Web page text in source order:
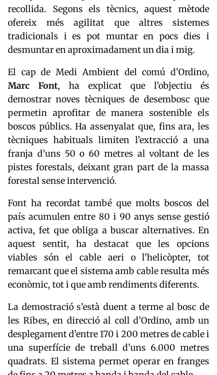
recollida. Segons els tècnics, aquest mètode
ofereix més agilitat que altres sistemes
tradicionals i es pot muntar en pocs dies i
desmuntar en aproximadament un dia i mig.
El cap de Medi Ambient del comú d’Ordino,
Marc
Font, ha explicat que l’objectiu és
demostrar noves tècniques de desembosc que
permetin aprofitar de manera sostenible els
boscos públics. Ha assenyalat que, fins ara, les
tècniques habituals limiten l’extracció a una
franja d’uns 50 o 60 metres al voltant de les
pistes forestals, deixant gran part de la massa
forestal sense intervenció.
Font ha recordat també que molts boscos del
país acumulen entre 80 i 90 anys sense gestió
activa, fet que obliga a buscar alternatives. En
aquest sentit, ha destacat que les opcions
viables són el cable aeri o l’helicòpter, tot
remarcant que el sistema amb cable resulta més
econòmic, tot i que amb rendiments diferents.
La demostració s’està duent a terme al bosc de
les Ribes, en direcció al coll d’Ordino, amb un
desplegament d’entre 170 i 200 metres de cable i
una superfície de treball d’uns 6.000 metres
quadrats. El sistema permet operar en franges